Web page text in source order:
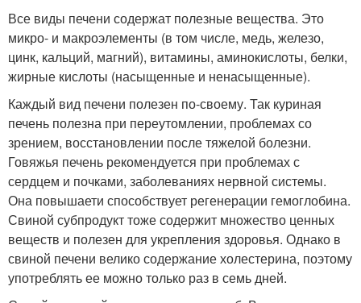
Все виды печени содержат полезные вещества. Это
микро- и макроэлементы (в том числе, медь, железо,
цинк, кальций, магний), витамины, аминокислоты, белки,
жирные кислоты (насыщенные и ненасыщенные).
Каждый вид печени полезен по-своему. Так куриная
печень полезна при переутомлении, проблемах со
зрением, восстановлении после тяжелой болезни.
Говяжья печень рекомендуется при проблемах с
сердцем и почками, заболеваниях нервной системы.
Она повышаети способствует регенерации гемоглобина.
Свиной субпродукт тоже содержит множество ценных
веществ и полезен для укрепления здоровья. Однако в
свиной печени велико содержание холестерина, поэтому
употреблять ее можно только раз в семь дней.